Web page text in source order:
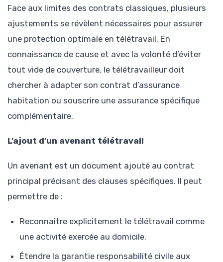
Face aux limites des contrats classiques, plusieurs
ajustements se révèlent nécessaires pour assurer
une protection optimale en télétravail. En
connaissance de cause et avec la volonté d’éviter
tout vide de couverture, le télétravailleur doit
chercher à adapter son contrat d’assurance
habitation ou souscrire une assurance spécifique
complémentaire.
L’ajout d’un avenant télétravail
Un avenant est un document ajouté au contrat
principal précisant des clauses spécifiques. Il peut
permettre de :
Reconnaître explicitement le télétravail comme
une activité exercée au domicile.
Étendre la garantie responsabilité civile aux